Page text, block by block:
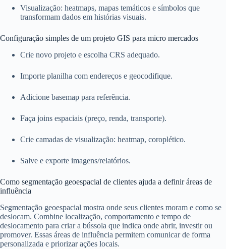
Visualização: heatmaps, mapas temáticos e símbolos que
transformam dados em histórias visuais.
Configuração simples de um projeto GIS para micro mercados
Crie novo projeto e escolha CRS adequado.
Importe planilha com endereços e geocodifique.
Adicione basemap para referência.
Faça joins espaciais (preço, renda, transporte).
Crie camadas de visualização: heatmap, coroplético.
Salve e exporte imagens/relatórios.
Como segmentação geoespacial de clientes ajuda a definir áreas de
influência
Segmentação geoespacial mostra onde seus clientes moram e como se
deslocam. Combine localização, comportamento e tempo de
deslocamento para criar a bússola que indica onde abrir, investir ou
promover. Essas áreas de influência permitem comunicar de forma
personalizada e priorizar ações locais.